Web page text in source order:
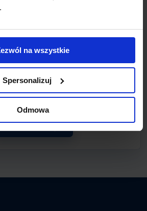
na wszystkie
Spersonalizuj
Odmowa
LINIA LOTNICZA
Meridiana
połączenie.